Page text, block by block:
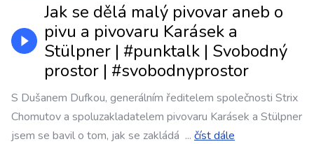
Jak se dělá malý pivovar aneb o
pivu a pivovaru Karásek a
Stülpner | #punktalk​​​ | Svobodný
prostor | #svobodnyprostor
S Dušanem Dufkou, generálním ředitelem společnosti Strix
Chomutov a spoluzakladatelem pivovaru Karásek a Stülpner
jsem se bavil o tom, jak se zakládá ... číst dále